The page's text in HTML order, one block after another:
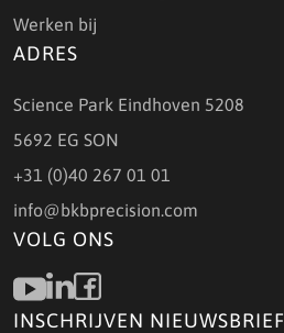
Werken bij
ADRES
Science Park Eindhoven 5208
5692 EG SON
+31 (0)40 267 01 01
info@bkbprecision.com
VOLG ONS
INSCHRIJVEN NIEUWSBRIEF